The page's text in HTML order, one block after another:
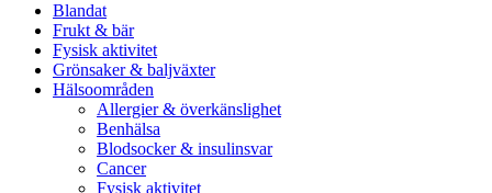
Blandat
Frukt & bär
Fysisk aktivitet
Grönsaker & baljväxter
Hälsoområden
Allergier & överkänslighet
Benhälsa
Blodsocker & insulinsvar
Cancer
Fysisk aktivitet